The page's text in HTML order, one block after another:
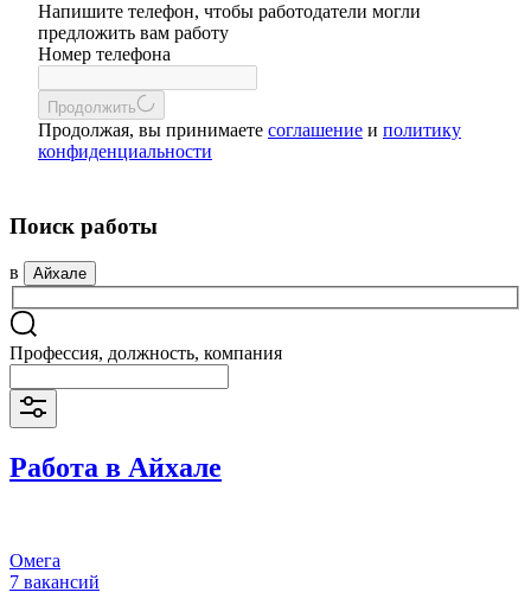
Напишите телефон, чтобы работодатели могли
предложить вам работу
Номер телефона
Продолжить
Продолжая, вы принимаете соглашение и политику
конфиденциальности
Поиск работы
в Айхале
Профессия, должность, компания
Работа в Айхале
Омега
7 вакансий